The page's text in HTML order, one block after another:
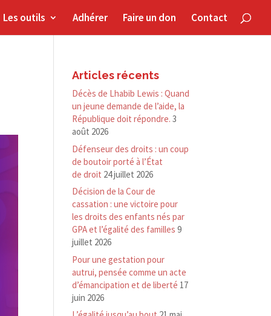
Les outils Adhérer Faire un don Contact
Articles récents
Décès de Lhabib Lewis : Quand
un jeune demande de l’aide, la
République doit répondre. 3
août 2026
Défenseur des droits : un coup
de boutoir porté à l’État
de droit 24 juillet 2026
Décision de la Cour de
cassation : une victoire pour
les droits des enfants nés par
GPA et l’égalité des familles 9
juillet 2026
Pour une gestation pour
autrui, pensée comme un acte
d’émancipation et de liberté 17
juin 2026